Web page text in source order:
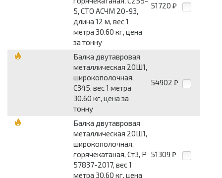
5, СТО АСЧМ 20-93,
длина 12 м, вес 1
метра 30.60 кг, цена
за тонну
51720 ₽
Балка двутавровая
металлическая 20Ш1,
широкополочная,
С345, вес 1 метра
30.60 кг, цена за
тонну
54902 ₽
Балка двутавровая
металлическая 20Ш1,
широкополочная,
горячекатаная, Ст3, Р
57837-2017, вес 1
метра 30.60 кг, цена
51309 ₽